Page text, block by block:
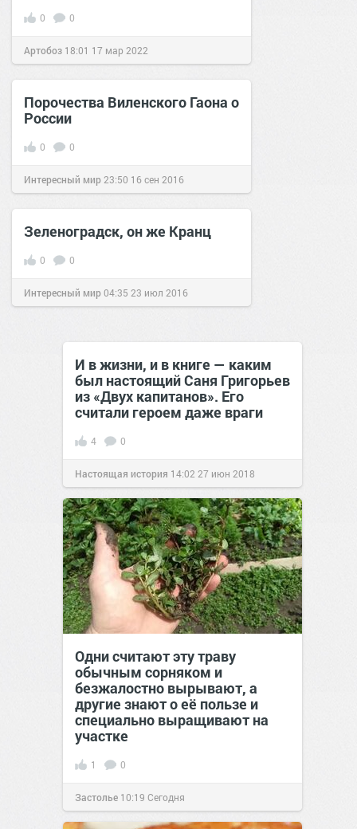
0 0
Артобоз 18:01 17 мар 2022
Порочества Виленского Гаона о
России
0 0
Интересный мир23:50 16 сен 2016
Зеленоградск, он же Кранц
0 0
Интересный мир04:35 23 июл 2016
И в жизни, и в книге — каким
был настоящий Саня Григорьев
из «Двух капитанов». Его
считали героем даже враги
4 0
Настоящая история 14:02 27 июн 2018
Одни считают эту траву
обычным сорняком и
безжалостно вырывают, а
другие знают о её пользе и
специально выращивают на
участке
1 0
Застолье 10:19 Сегодня